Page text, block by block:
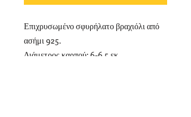
Επιχρυσωμένο σφυρήλατο βραχιόλι από
ασήμι 925.
Διάμετρος καρπού: 6-6,5 εκ.